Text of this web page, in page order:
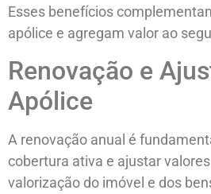
Esses benefícios
apólice e agregam valor ao
Renovação e
Apólice
A renovação anual é
cobertura ativa e ajustar
valorização do imóvel e dos